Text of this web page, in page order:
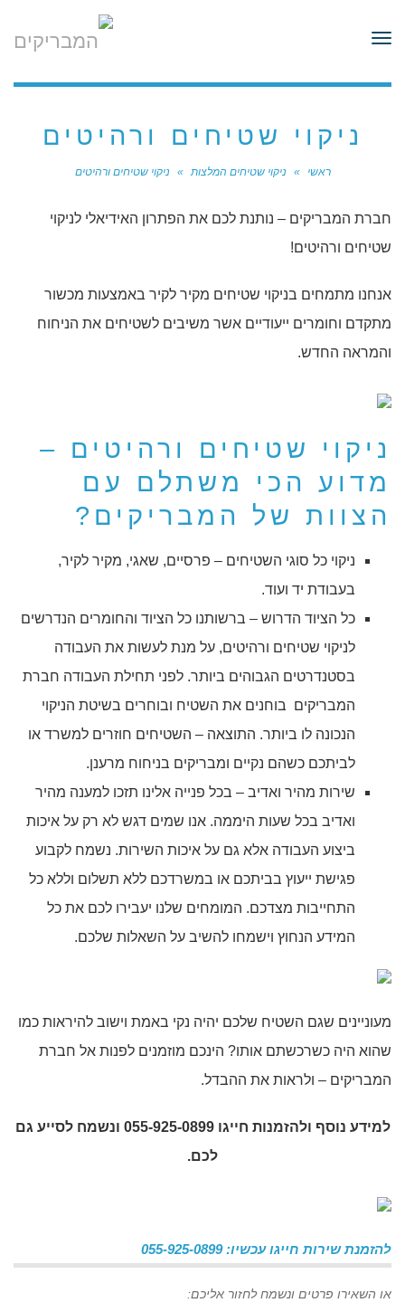
תפריט
ניקוי שטיחים ורהיטים
ראשי » ניקוי שטיחים המלצות » ניקוי שטיחים ורהיטים
חברת המבריקים – נותנת לכם את הפתרון האידיאלי לניקוי
שטיחים ורהיטים!
אנחנו מתמחים בניקוי שטיחים מקיר לקיר באמצעות מכשור
מתקדם וחומרים ייעודיים אשר משיבים לשטיחים את הניחוח
והמראה החדש.
ניקוי שטיחים ורהיטים –
מדוע הכי משתלם עם
הצוות של המבריקים?
ניקוי כל סוגי השטיחים – פרסיים, שאגי, מקיר לקיר,
בעבודת יד ועוד.
כל הציוד הדרוש – ברשותנו כל הציוד והחומרים הנדרשים
לניקוי שטיחים ורהיטים, על מנת לעשות את העבודה
בסטנדרטים הגבוהים ביותר. לפני תחילת העבודה חברת
המבריקים בוחנים את השטיח ובוחרים בשיטת הניקוי
הנכונה לו ביותר. התוצאה – השטיחים חוזרים למשרד או
לביתכם כשהם נקיים ומבריקים בניחוח מרענן.
שירות מהיר ואדיב – בכל פנייה אלינו תזכו למענה מהיר
ואדיב בכל שעות היממה. אנו שמים דגש לא רק על איכות
ביצוע העבודה אלא גם על איכות השירות. נשמח לקבוע
פגישת ייעוץ בביתכם או במשרדכם ללא תשלום וללא כל
התחייבות מצדכם. המומחים שלנו יעבירו לכם את כל
המידע הנחוץ וישמחו להשיב על השאלות שלכם.
מעוניינים שגם השטיח שלכם יהיה נקי באמת וישוב להיראות כמו
שהוא היה כשרכשתם אותו? הינכם מוזמנים לפנות אל חברת
המבריקים – ולראות את ההבדל.
למידע נוסף ולהזמנות חייגו055-925-0899 ונשמחלסייע גם
לכם.
להזמנת שירות חייגו עכשיו: 055-925-0899
או השאירו פרטים ונשמח לחזור אליכם: